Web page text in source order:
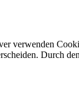
verwenden
Durch